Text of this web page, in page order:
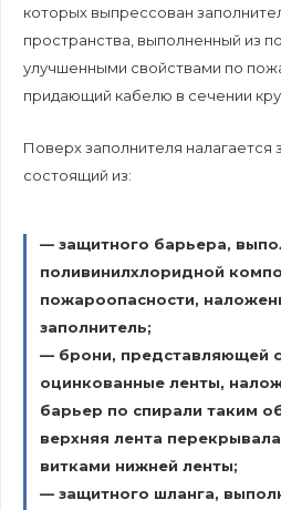
которых выпрессован
пространства, выполненный из
улучшенными свойствами по
придающий кабелю в сечении
Поверх заполнителя налагается
состоящий из:
— защитного барьера,
поливинилхлоридной
пожароопасности,
заполнитель;
— брони, представляющей
оцинкованные ленты,
барьер по спирали таким
верхняя лента
витками нижней ленты;
— защитного шланга,